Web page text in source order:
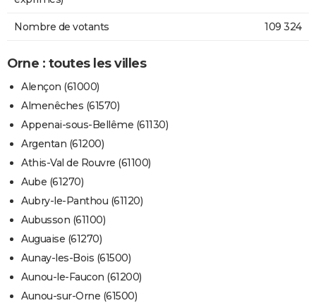
Nombre de votants 109 324
Orne : toutes les villes
Alençon (61000)
Almenêches (61570)
Appenai-sous-Bellême (61130)
Argentan (61200)
Athis-Val de Rouvre (61100)
Aube (61270)
Aubry-le-Panthou (61120)
Aubusson (61100)
Auguaise (61270)
Aunay-les-Bois (61500)
Aunou-le-Faucon (61200)
Aunou-sur-Orne (61500)